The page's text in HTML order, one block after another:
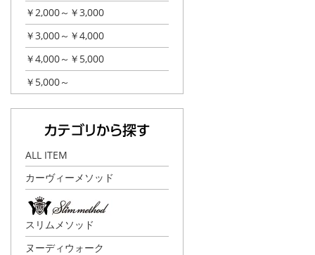
￥2,000～￥3,000
￥3,000～￥4,000
￥4,000～￥5,000
￥5,000～
ALL ITEM
カーヴィーメソッド
スリムメソッド
ヌーディウォーク